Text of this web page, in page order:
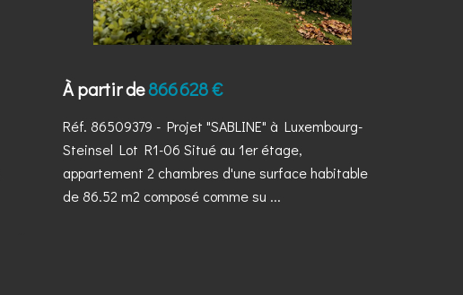
À partir de866 628 €
Réf. 86509379 - Projet "SABLINE" à Luxembourg-
Steinsel Lot R1-06 Situé au 1er étage,
appartement 2 chambres d'une surface habitable
de 86.52 m2 composé comme su ...